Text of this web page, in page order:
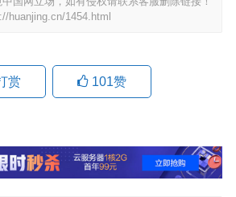
huanjing.cn/1454.html
赏 101赞